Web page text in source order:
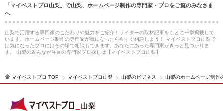
「マイベストプロ山梨」で山梨、ホームページ制作の専門家・プロをご覧のみなさま
へ
山梨で活躍する専門家のこだわりや魅力をご紹介！ライターの取材記事をもとに一挙掲載して
います。ホームページ制作の専門家が気になったら今すぐ相談しよう！ マイベストプロ山梨で
は気になったプロにはその場で相談もできます。あなたにあった専門家がきっと見つかりま
す。 山梨のみんなが注目の専門家プロ探しは【マイベストプロ山梨】
マイベストプロ TOP マイベストプロ山梨 山梨のビジネス 山梨のホームページ制作